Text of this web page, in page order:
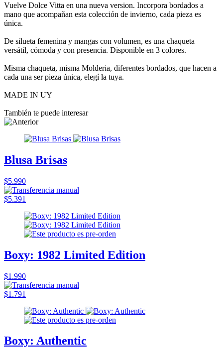
Vuelve Dolce Vitta en una nueva version. Incorpora bordados a
mano que acompañan esta colección de invierno, cada pieza es
única.
De silueta femenina y mangas con volumen, es una chaqueta
versátil, cómoda y con presencia. Disponible en 3 colores.
Misma chaqueta, misma Molderia, diferentes bordados, que hacen a
cada una ser pieza única, elegí la tuya.
MADE IN UY
También te puede interesar
Blusa Brisas
$5.990
$5.391
Boxy: 1982 Limited Edition
$1.990
$1.791
Boxy: Authentic